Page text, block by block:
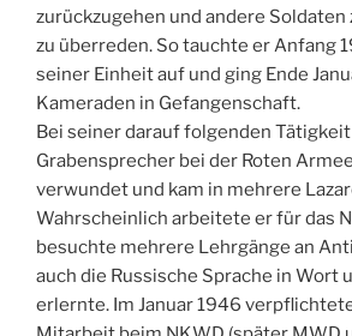
zurückzugehen und andere Soldaten
zu überreden. So tauchte er Anfang
seiner Einheit auf und ging Ende
Kameraden in Gefangenschaft.
Bei seiner darauf folgenden Tätigkeit
Grabensprecher bei der Roten
verwundet und kam in mehrere
Wahrscheinlich arbeitete er für das
besuchte mehrere Lehrgänge an
auch die Russische Sprache in Wort
erlernte. Im Januar 1946